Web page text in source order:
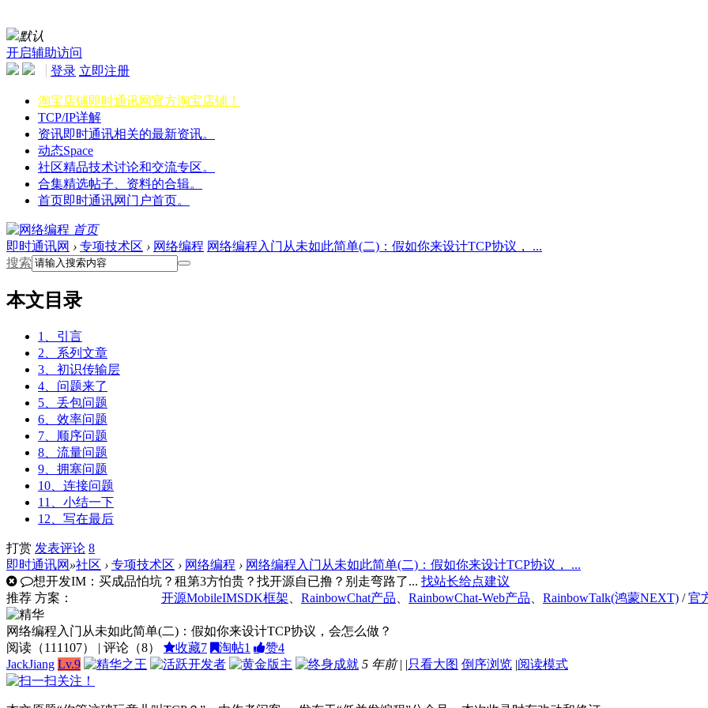
默认
开启辅助访问
登录 立即注册
淘宝店铺即时通讯网官方淘宝店铺！
TCP/IP详解
资讯即时通讯相关的最新资讯。
动态Space
社区精品技术讨论和交流专区。
合集精选帖子、资料的合辑。
首页即时通讯网门户首页。
首页
即时通讯网 › 专项技术区 › 网络编程 网络编程入门从未如此简单(二)：假如你来设计TCP协议， ...
搜索
本文目录
1、引言
2、系列文章
3、初识传输层
4、问题来了
5、丢包问题
6、效率问题
7、顺序问题
8、流量问题
9、拥塞问题
10、连接问题
11、小结一下
12、写在最后
打赏 发表评论 8
即时通讯网 »社区 › 专项技术区 › 网络编程 › 网络编程入门从未如此简单(二)：假如你来设计TCP协议， ...
想开发IM：买成品怕坑？租第3方怕贵？找开源自已撸？别走弯路了... 找站长给点建议
推荐 方案： 开源MobileIMSDK框架 RainbowChat产品 RainbowChat-Web产品 RainbowTalk(鸿蒙NEXT) / 官
网络编程入门从未如此简单(二)：假如你来设计TCP协议，会怎么做？
阅读（111107） | 评论（8） 收藏7 淘帖1 赞4
JackJiang Lv.9 5 年前 | |只看大图 倒序浏览 |阅读模式